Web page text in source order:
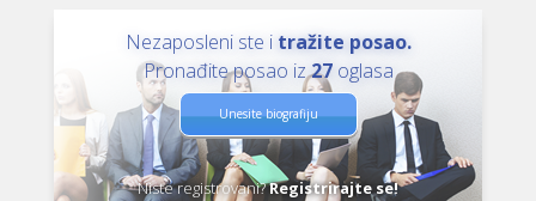
Nezaposleni ste i tražite posao.
Pronađite posao iz27oglasa
Unesite biografiju
Niste registrovani?Registrirajte se!